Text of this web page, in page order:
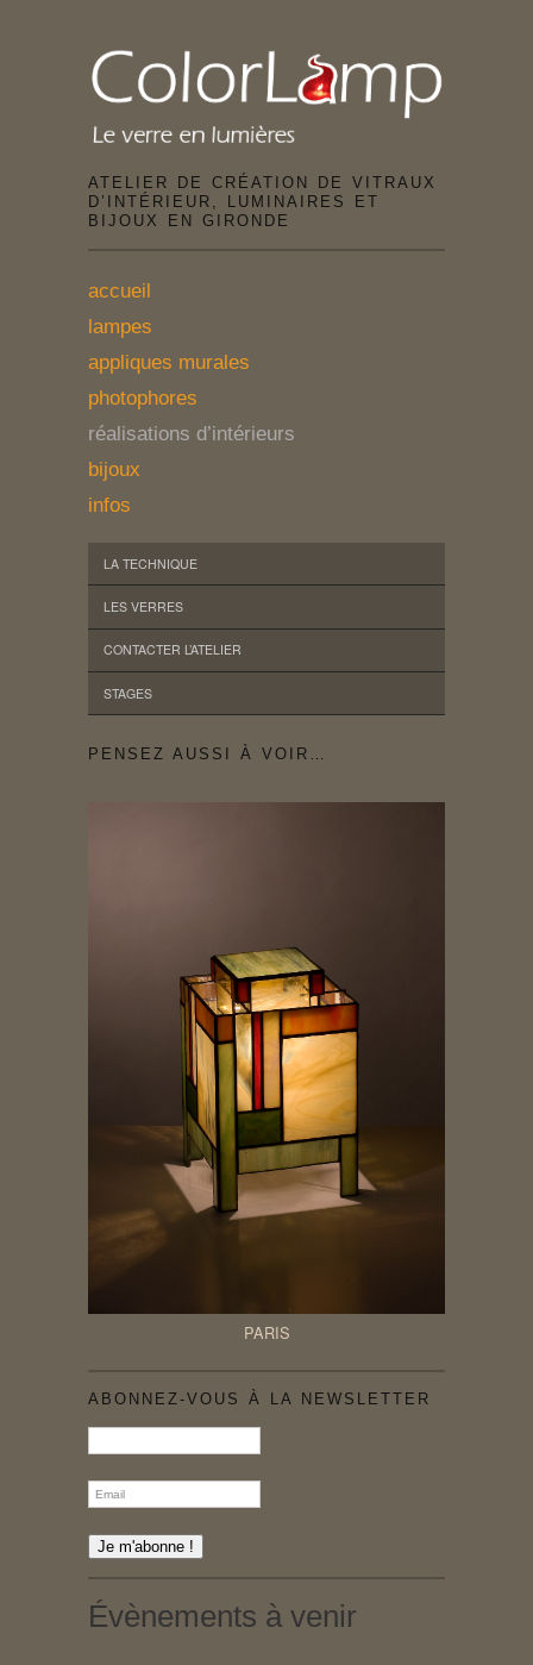
ATELIER DE CRÉATION DE VITRAUX
D’INTÉRIEUR, LUMINAIRES ET
BIJOUX EN GIRONDE
accueil
lampes
appliques murales
photophores
réalisations d’intérieurs
bijoux
infos
LA TECHNIQUE
LES VERRES
CONTACTER L’ATELIER
STAGES
PENSEZ AUSSI À VOIR…
PARIS
ABONNEZ-VOUS À LA NEWSLETTER
Évènements à venir